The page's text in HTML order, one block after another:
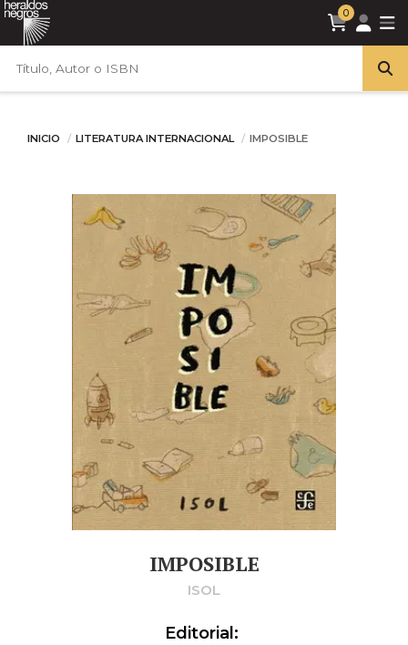
0
INICIO LITERATURA INTERNACIONAL IMPOSIBLE
IMPOSIBLE
ISOL
Editorial: